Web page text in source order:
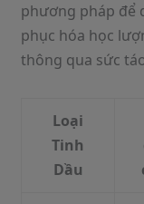
phương pháp để
phục hóa học
thông qua sức
Loại
Tinh
Dầu